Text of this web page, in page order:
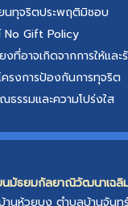
นทุจริตประพฤติมิชอบ
No Gift Policy
งที่อาจเกิดจากการให้แล
รงการป้องกันการทุจริต
ธรรมและความโปร่งใส
นมัธยมกัลยาณิวัฒนาเฉลิ
านห้วยบง ตำบลบ้านจันท